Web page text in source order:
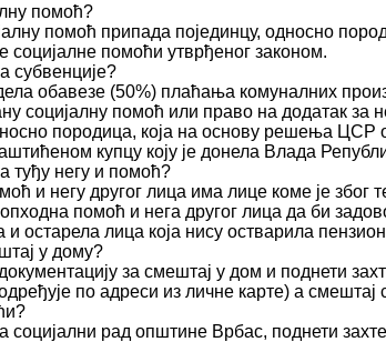
помоћ?
помоћ припада појединцу, односно
социјалне помоћи утврђеног законом.
субвенције?
обавезе (50%) плаћања комуналних
социјалну помоћ или право на додатак
породица, која на основу решења
купцу коју је донела Влада
туђу негу и помоћ?
и негу другог лица има лице коме је
помоћ и нега другог лица да би
и остарела лица која нису остварила
у дому?
за смештај у дом и поднети
по адреси из личне карте) а
социјални рад општине Врбас, поднети